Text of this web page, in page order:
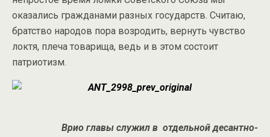
оказались гражданами разных государств. Считаю,
братство народов пора возродить, вернуть чувство
локтя, плеча товарища, ведь и в этом состоит
патриотизм.
Врио главы служил в отдельной десантно-